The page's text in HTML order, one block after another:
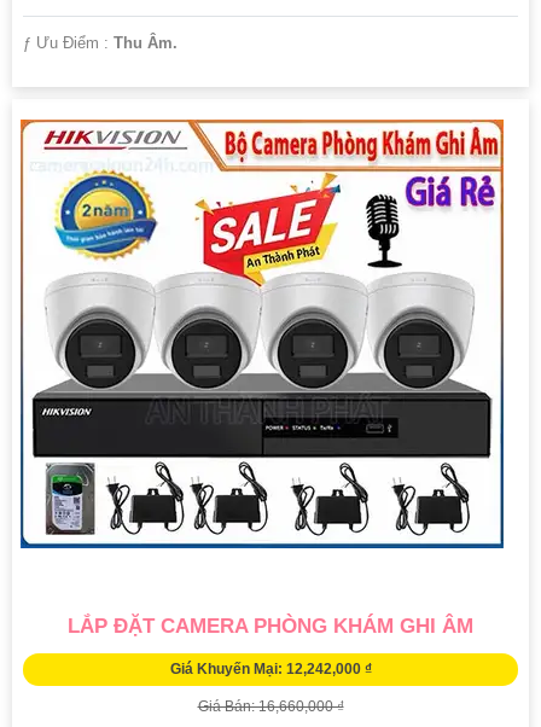
️ƒ Ưu Điểm : Thu Âm.
LẮP ĐẶT CAMERA PHÒNG KHÁM GHI ÂM
Giá Khuyến Mại: 12,242,000 ₫
Giá Bán: 16,660,000 ₫